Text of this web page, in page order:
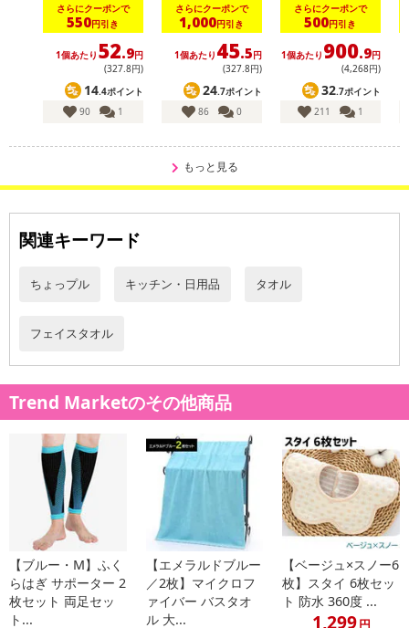
合がございます。
あらかじめご了承いただいた上でお申込みください。なお、本理由
によるお申込み後のキャンセル・返品交換は対応いたしかねます。
【お支払いについて】
※送料はお試し費用に含まれております。
Payでお支払いの場合、決済のため外部サイトへ遷移します。
了することがございます。ご了承いただいたうえでお申し込みくだ
さい。
【配送伝票番号について】
伝票番号がマイページに表示されない場合もございます。
【配送日時の指定について】
※配送日時の指定が可能な商品の場合、商品によってご指定できる
配送日、配送時間が異なる可能性がございます。
カート機能をご利用の場合は、配送日時指定をご利用いただけませ
発送日カレンダー
さらにクーポンで
550円引き
1個あたり 52.9円
(327.8円)
14.4ポイント
90
1
さらにクーポンで
1,000円引き
1個あたり 45.5円
(327.8円)
24.7ポイント
86
0
さらにクーポンで
500円引き
1個あたり 900.9円
(4,268円)
32.7ポイント
211
1
もっと見る
関連キーワード
ちょっプル キッチン・日用品 タオル
フェイスタオル
Trend Marketのその他商品
【ブルー・M】ふく
らはぎ サポーター 2
枚セット 両足セッ
ト...
【エメラルドブルー
／2枚】マイクロフ
ァイバー バスタオ
ル 大...
【ベージュ×スノー6
枚】スタイ 6枚セッ
ト 防水 360度 ...
1,299円